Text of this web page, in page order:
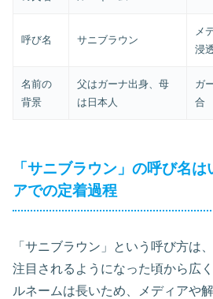
呼び名 サニブラウン
メ
浸
名前の
背景
父はガーナ出身、母
は日本人
ガ
合
「サニブラウン」の呼び名
アでの定着過程
「サニブラウン」という呼び方は
注目されるようになった頃から広
ルネームは長いため、メディアや